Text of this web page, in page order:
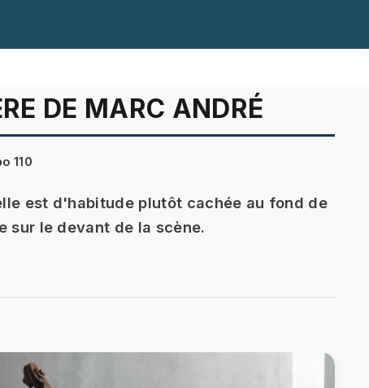
DE MARC ANDRÉ
110
est d'habitude plutôt cachée au fond de
sur le devant de la scène.